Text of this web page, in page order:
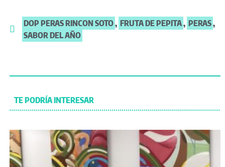
DOP PERAS RINCON SOTO, FRUTA DE PEPITA, PERAS,
SABOR DEL AÑO
TE PODRÍA INTERESAR